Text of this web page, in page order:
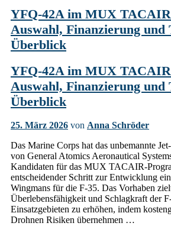
YFQ-42A im MUX
Auswahl, Finanzierung und
Überblick
YFQ-42A im MUX
Auswahl, Finanzierung und
Überblick
25. März 2026 von Anna Schröder
Das Marine Corps hat das unbemannte
von General Atomics Aeronautical
Kandidaten für das MUX TACAIR-
entscheidender Schritt zur Entwicklung
Wingmans für die F-35. Das Vorhaben
Überlebensfähigkeit und Schlagkraft der
Einsatzgebieten zu erhöhen, indem
Drohnen Risiken übernehmen …